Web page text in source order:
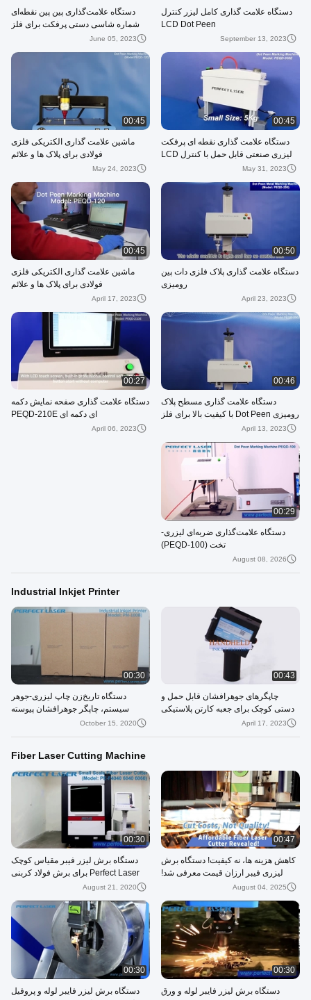
دستگاه علامت گذاری کامل لیزر کنترل
LCD Dot Peen
September 13, 2023
دستگاه علامت‌گذاری پین پین نقطه‌ای
شماره شاسی دستی پرفکت برای فلز
June 05, 2023
00:45
دستگاه علامت گذاری نقطه ای پرفکت
لیزری صنعتی قابل حمل با کنترل LCD
May 31, 2023
00:45
ماشین علامت گذاری الکتریکی فلزی
فولادی برای پلاک ها و علائم
May 24, 2023
00:50
دستگاه علامت گذاری پلاک فلزی دات پین
رومیزی
April 23, 2023
00:45
ماشین علامت گذاری الکتریکی فلزی
فولادی برای پلاک ها و علائم
April 17, 2023
00:46
دستگاه علامت گذاری مسطح پلاک
رومیزی Dot Peen با کیفیت بالا برای فلز
April 13, 2023
00:27
دستگاه علامت گذاری صفحه نمایش دکمه
ای دکمه ای PEQD-210E
April 06, 2023
00:29
دستگاه علامت‌گذاری ضربه‌ای لیزری-
تخت (PEQD-100)
August 08, 2026
Industrial Inkjet Printer
00:43
چاپگرهای جوهرافشان قابل حمل و
دستی کوچک برای جعبه کارتن پلاستیکی
April 17, 2023
00:30
دستگاه تاریخ‌زن چاپ لیزری-جوهر
سیستم، چاپگر جوهرافشان پیوسته
October 15, 2020
Fiber Laser Cutting Machine
00:47
کاهش هزینه ها، نه کیفیت! دستگاه برش
لیزری فیبر ارزان قیمت معرفی شد!
August 04, 2025
00:30
دستگاه برش لیزر فیبر مقیاس کوچک
Perfect Laser برای برش فولاد کربنی
August 21, 2020
00:30
دستگاه برش لیزر فایبر لوله و ورق
00:30
دستگاه برش لیزر فایبر لوله و پروفیل